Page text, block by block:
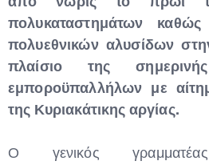
πολυκαταστημάτων
πολυεθνικών αλυσίδων
πλαίσιο της
εμποροϋπαλλήλων με
της Κυριακάτικης αργίας.
Ο γενικός